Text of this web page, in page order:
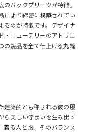
バックプリーツが特徴。
により綿密に構築されてい
るのが特徴です。デザイナ
・ニューデリーのアトリエ
の製品を全て仕上げる丸縫
建築的とも称される彼の服
ら美しい佇まいを生み出す
着る人と服、そのバランス